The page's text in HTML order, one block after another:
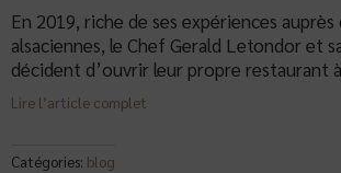
En 2019, riche de ses expériences auprès
alsaciennes, le Chef Gerald Letondor et
décident d’ouvrir leur propre restaurant
Lire l’article complet
Catégories: blog